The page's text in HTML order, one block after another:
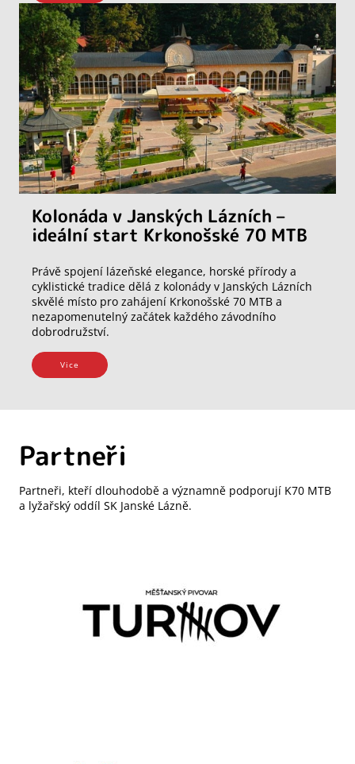
Kolonáda v Janských Lázních –
ideální start Krkonošské 70 MTB
Právě spojení lázeňské elegance, horské přírody a
cyklistické tradice dělá z kolonády v Janských Lázních
skvělé místo pro zahájení Krkonošské 70 MTB a
nezapomenutelný začátek každého závodního
dobrodružství.
Vice
Partneři
Partneři, kteří dlouhodobě a významně podporují K70 MTB
a lyžařský oddíl SK Janské Lázně.